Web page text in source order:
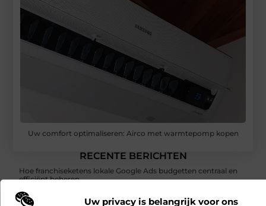
Uw privacy is belangrijk voor ons
Uw comfort optimaliseren: Airco met warmtepomp kopen
RECENTE BERICHTEN
Hoe franchiseketens lokale Google Ads budgetten centraal en
efficiënt beheren
Een buitenkat of binnenkat? Dezelfde dierenarts voor uw kat